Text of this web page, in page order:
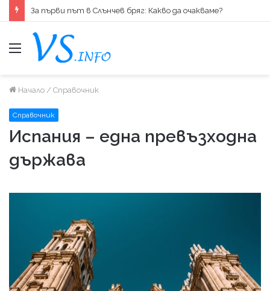
За първи път в Слънчев бряг: Какво да очакваме?
меню
Начало / Справочник
Справочник
Испания – една превъзходна
държава